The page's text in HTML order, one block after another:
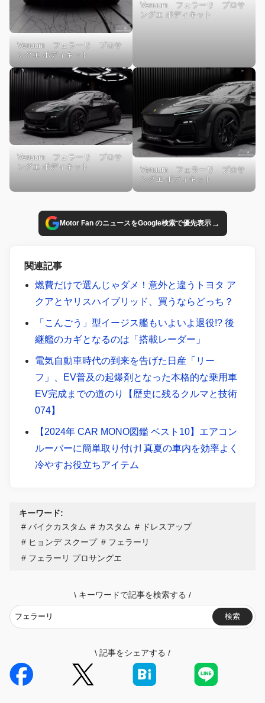
Venuum フェラーリ プロサ
ングエ ボディキット
Venuum フェラーリ プロサ
ングエ ボディキット
Venuum フェラーリ プロサ
ングエ ボディキット
Venuum フェラーリ プロサ
ングエ ボディキット
Motor Fan のニュースをGoogle検索で優先表示→
関連記事
燃費だけで選んじゃダメ！意外と違うトヨタ ア
クアとヤリスハイブリッド、買うならどっち？
「こんごう」型イージス艦もいよいよ退役!? 後
継艦のカギとなるのは「搭載レーダー」
電気自動車時代の到来を告げた日産「リー
フ」、EV普及の起爆剤となった本格的な乗用車
EV完成までの道のり【歴史に残るクルマと技術
074】
【2024年 CAR MONO図鑑 ベスト10】エアコン
ルーバーに簡単取り付け! 真夏の車内を効率よく
冷やすお役立ちアイテム
キーワード:
バイクカスタム
カスタム
ドレスアップ
ヒョンデ スクープ
フェラーリ
フェラーリ プロサングエ
\ キーワードで記事を検索する /
検索
\ 記事をシェアする /